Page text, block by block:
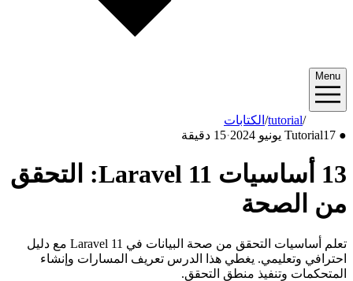
Menu
الكتابات/tutorial
●
Tutorial 17 يونيو 2024 ·15 دقيقة
13 أساسيات Laravel 11: التحقق
من الصحة
تعلم أساسيات التحقق من صحة البيانات في Laravel 11 مع دليل
احترافي وتعليمي. يغطي هذا الدرس تعريف المسارات وإنشاء
المتحكمات وتنفيذ منطق التحقق.